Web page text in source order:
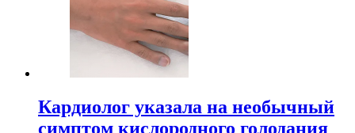
Кардиолог указала на необычный
симптом кислородного голодания